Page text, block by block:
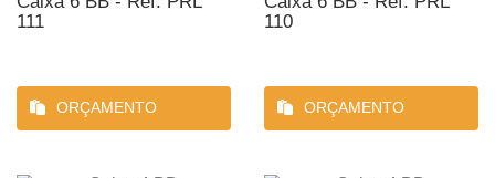
111
ORÇAMENTO
110
ORÇAMENTO